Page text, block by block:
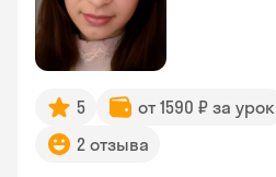
5 от 1590 ₽ за урок
2 отзыва